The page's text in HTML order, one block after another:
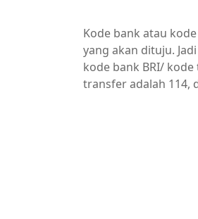
Kode bank atau
yang akan dituju.
kode bank BRI/
transfer adalah 114,